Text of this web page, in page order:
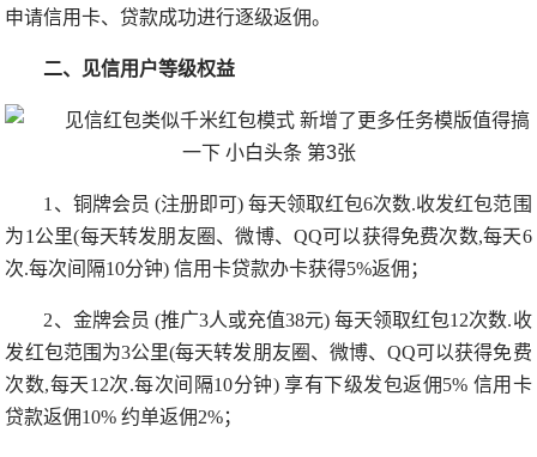
申请信用卡、贷款成功进行逐级返佣。
二、见信用户等级权益
1、铜牌会员 (注册即可) 每天领取红包6次数.收发红包范围
为1公里(每天转发朋友圈、微博、QQ可以获得免费次数,每天6
次.每次间隔10分钟) 信用卡贷款办卡获得5%返佣；
2、金牌会员 (推广3人或充值38元) 每天领取红包12次数.收
发红包范围为3公里(每天转发朋友圈、微博、QQ可以获得免费
次数,每天12次.每次间隔10分钟) 享有下级发包返佣5% 信用卡
贷款返佣10% 约单返佣2%；